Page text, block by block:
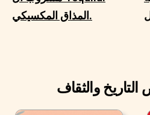
المذاق المكسيكي.
والثقاف